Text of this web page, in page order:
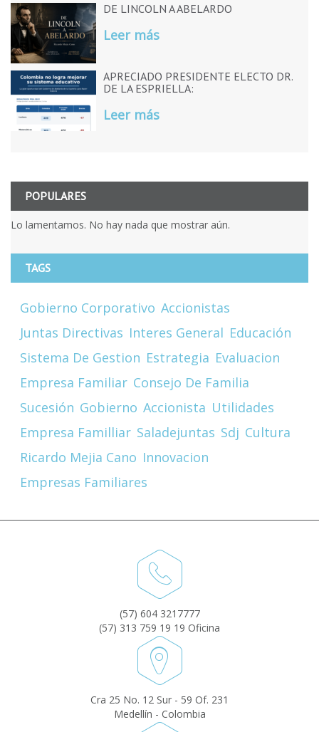
DE LINCOLN A ABELARDO
Leer más
APRECIADO PRESIDENTE ELECTO DR.
DE LA ESPRIELLA:
Leer más
POPULARES
Lo lamentamos. No hay nada que mostrar aún.
TAGS
Gobierno Corporativo Accionistas
Juntas Directivas Interes General Educación
Sistema De Gestion Estrategia Evaluacion
Empresa Familiar Consejo De Familia
Sucesión Gobierno Accionista Utilidades
Empresa Familliar Saladejuntas Sdj Cultura
Ricardo Mejia Cano Innovacion
Empresas Familiares
(57) 604 3217777
(57) 313 759 19 19 Oficina
Cra 25 No. 12 Sur - 59 Of. 231
Medellín - Colombia